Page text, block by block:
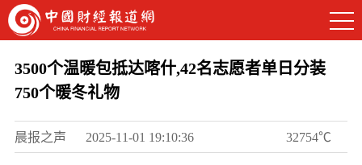
3500个温暖包抵达喀什,42名志愿者单日分装
750个暖冬礼物
晨报之声 2025-11-01 19:10:36 32754℃